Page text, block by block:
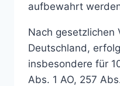
aufbewahrt
Nach gesetzlichen
Deutschland,
insbesondere für
Abs. 1 AO, 257